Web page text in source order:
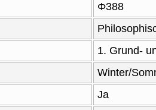
Φ388
1. Grund-
Winter/
Ja